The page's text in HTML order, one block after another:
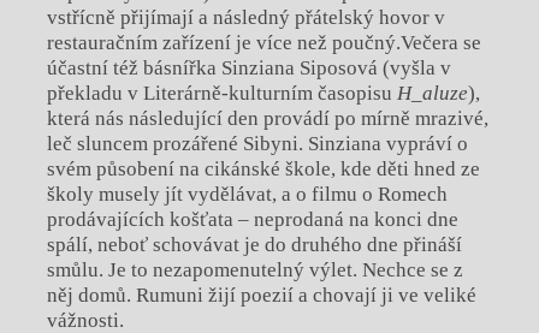
vstřícně přijímají a následný přátelský hovor v
restauračním zařízení je více než poučný.Večera se
účastní též básnířka Sinziana Siposová (vyšla v
překladu v Literárně-kulturním časopisu H_aluze),
která nás následující den provádí po mírně mrazivé,
leč sluncem prozářené Sibyni. Sinziana vypráví o
svém působení na cikánské škole, kde děti hned ze
školy musely jít vydělávat, a o filmu o Romech
prodávajících košťata – neprodaná na konci dne
spálí, neboť schovávat je do druhého dne přináší
smůlu. Je to nezapomenutelný výlet. Nechce se z
něj domů. Rumuni žijí poezií a chovají ji ve veliké
vážnosti.